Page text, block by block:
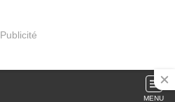
Publicité
MENU